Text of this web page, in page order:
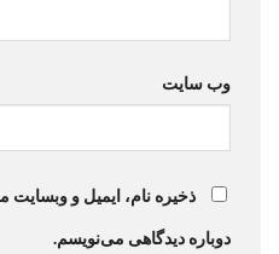
وب‌ سایت
ذخیره نام، ایمیل و
دوباره دیدگاهی می‌نویسم.